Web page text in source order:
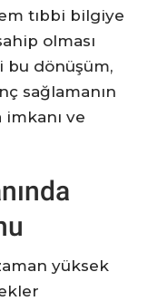
tıbbi bilgiye
olması
bu dönüşüm,
sağlamanın
ve
yüksek